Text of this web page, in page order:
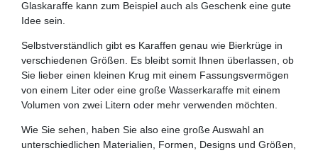
Glaskaraffe kann zum Beispiel auch als Geschenk eine gute
Idee sein.
Selbstverständlich gibt es Karaffen genau wie Bierkrüge in
verschiedenen Größen. Es bleibt somit Ihnen überlassen, ob
Sie lieber einen kleinen Krug mit einem Fassungsvermögen
von einem Liter oder eine große Wasserkaraffe mit einem
Volumen von zwei Litern oder mehr verwenden möchten.
Wie Sie sehen, haben Sie also eine große Auswahl an
unterschiedlichen Materialien, Formen, Designs und Größen,